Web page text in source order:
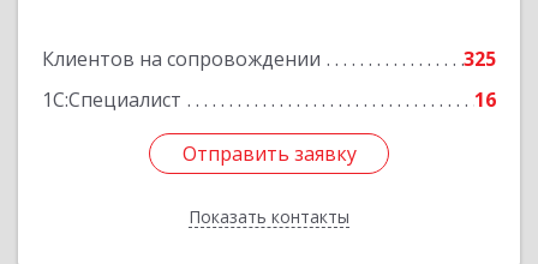
Клиентов на сопровождении
325
1С:Специалист
16
Отправить заявку
Показать контакты
Отправить заявку
Назад